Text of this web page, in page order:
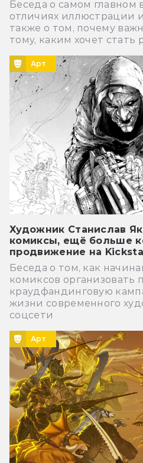
Беседа о самом главном
отличиях иллюстрации
также о том, почему
тому, каким хочет стать
Арт
Художник Станислав
комиксы, ещё больше
продвижение на
Беседа о том, как
комиксов организовать
краудфандинговую
жизни современного
соцсети
Арт